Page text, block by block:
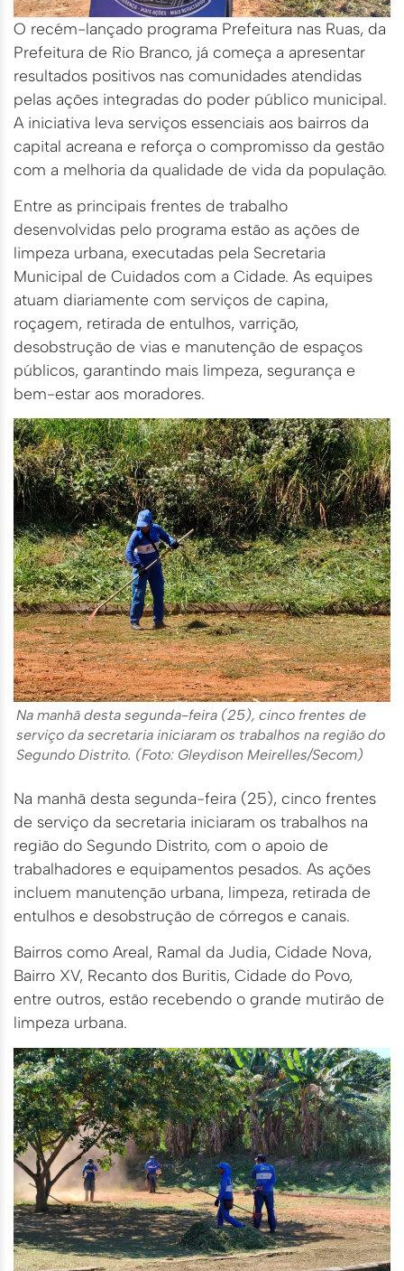
O recém-lançado programa Prefeitura nas Ruas, da
Prefeitura de Rio Branco, já começa a apresentar
resultados positivos nas comunidades atendidas
pelas ações integradas do poder público municipal.
A iniciativa leva serviços essenciais aos bairros da
capital acreana e reforça o compromisso da gestão
com a melhoria da qualidade de vida da população.
Entre as principais frentes de trabalho
desenvolvidas pelo programa estão as ações de
limpeza urbana, executadas pela Secretaria
Municipal de Cuidados com a Cidade. As equipes
atuam diariamente com serviços de capina,
roçagem, retirada de entulhos, varrição,
desobstrução de vias e manutenção de espaços
públicos, garantindo mais limpeza, segurança e
bem-estar aos moradores.
Na manhã desta segunda-feira (25), cinco frentes de
serviço da secretaria iniciaram os trabalhos na região do
Segundo Distrito. (Foto: Gleydison Meirelles/Secom)
Na manhã desta segunda-feira (25), cinco frentes
de serviço da secretaria iniciaram os trabalhos na
região do Segundo Distrito, com o apoio de
trabalhadores e equipamentos pesados. As ações
incluem manutenção urbana, limpeza, retirada de
entulhos e desobstrução de córregos e canais.
Bairros como Areal, Ramal da Judia, Cidade Nova,
Bairro XV, Recanto dos Buritis, Cidade do Povo,
entre outros, estão recebendo o grande mutirão de
limpeza urbana.